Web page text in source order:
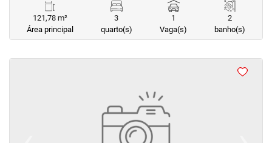
121,78 m²
Área principal
3
quarto(s)
1
Vaga(s)
2
banho(s)